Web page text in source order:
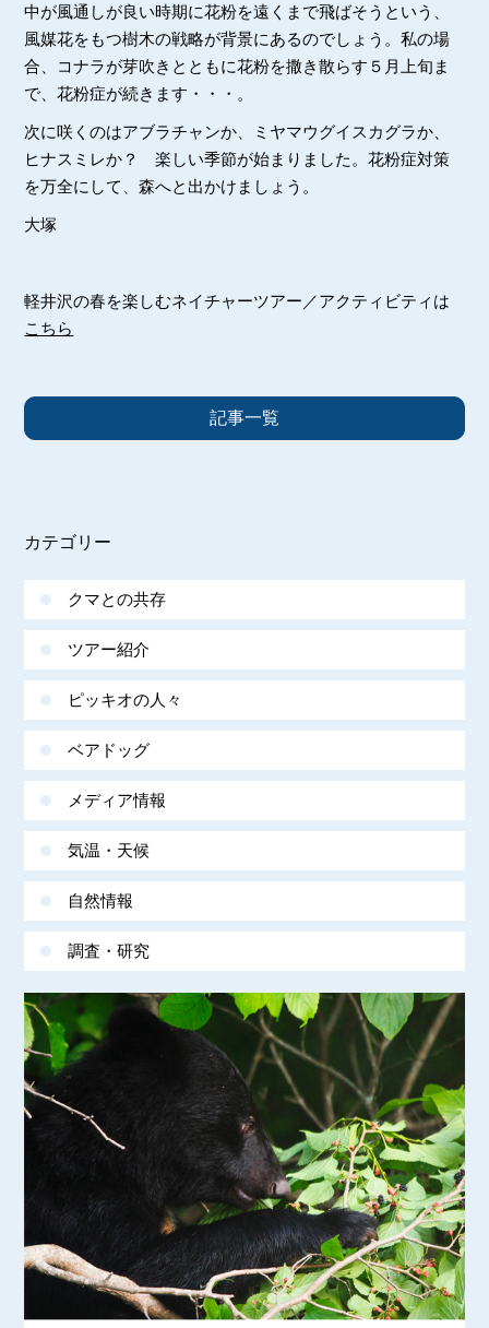
中が風通しが良い時期に花粉を遠くまで飛ばそうという、
風媒花をもつ樹木の戦略が背景にあるのでしょう。私の場
合、コナラが芽吹きとともに花粉を撒き散らす５月上旬ま
で、花粉症が続きます・・・。
次に咲くのはアブラチャンか、ミヤマウグイスカグラか、
ヒナスミレか？ 楽しい季節が始まりました。花粉症対策
を万全にして、森へと出かけましょう。
大塚
軽井沢の春を楽しむネイチャーツアー／アクティビティは
こちら
記事一覧
カテゴリー
クマとの共存
ツアー紹介
ピッキオの人々
ベアドッグ
メディア情報
気温・天候
自然情報
調査・研究